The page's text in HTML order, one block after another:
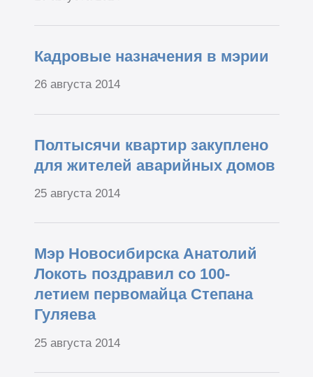
Кадровые назначения в мэрии
26 августа 2014
Полтысячи квартир закуплено
для жителей аварийных домов
25 августа 2014
Мэр Новосибирска Анатолий
Локоть поздравил со 100-
летием первомайца Степана
Гуляева
25 августа 2014